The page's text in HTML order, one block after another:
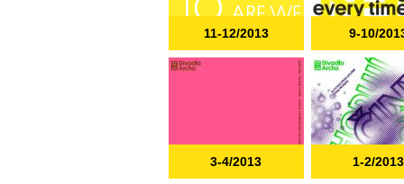
11-12/2013 9-10/
3-4/2013 1-2/2013